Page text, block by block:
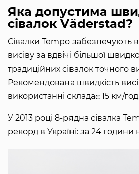
Яка допустима
сівалок Vӓderstad?
Сівалки Tempo забезпечують
висіву за вдвічі більшої
традиційних сівалок точного
Рекомендована швидкість
використанні складає 15 км/
У 2013 році 8-рядна сівалка
рекорд в Україні: за 24 години